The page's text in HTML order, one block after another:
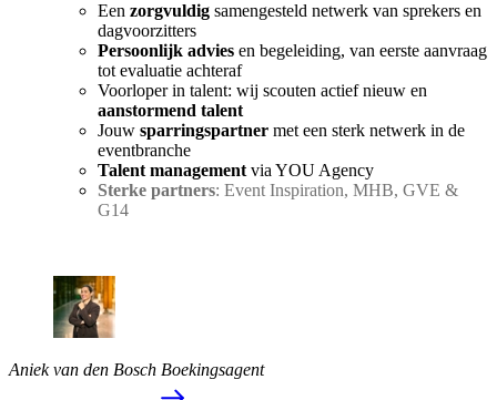
Een zorgvuldig samengesteld netwerk van sprekers en
dagvoorzitters
Persoonlijk advies en begeleiding, van eerste aanvraag
tot evaluatie achteraf
Voorloper in talent: wij scouten actief nieuw en
aanstormend talent
Jouw sparringspartner met een sterk netwerk in de
eventbranche
Talent management via YOU Agency
Sterke partners: Event Inspiration, MHB, GVE &
G14
Aniek van den Bosch Boekingsagent